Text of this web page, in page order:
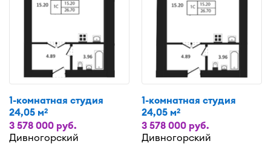
1-комнатная студия
24,05 м2
3 578 000 руб.
Дивногорский
1-комнатная студия
24,05 м2
3 578 000 руб.
Дивногорский